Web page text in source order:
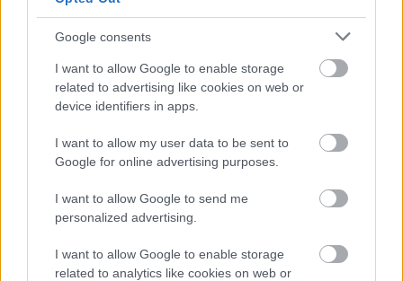
Google consents
I want to allow Google to enable storage
related to advertising like cookies on web or
device identifiers in apps.
I want to allow my user data to be sent to
Google for online advertising purposes.
I want to allow Google to send me
personalized advertising.
I want to allow Google to enable storage
related to analytics like cookies on web or
ΔΙΑΒΑΣΤΕ ΑΚΟΜΑ
Καρκίνος ωοθηκών: Η
νόσου [μελέτη]
απευθύνεται